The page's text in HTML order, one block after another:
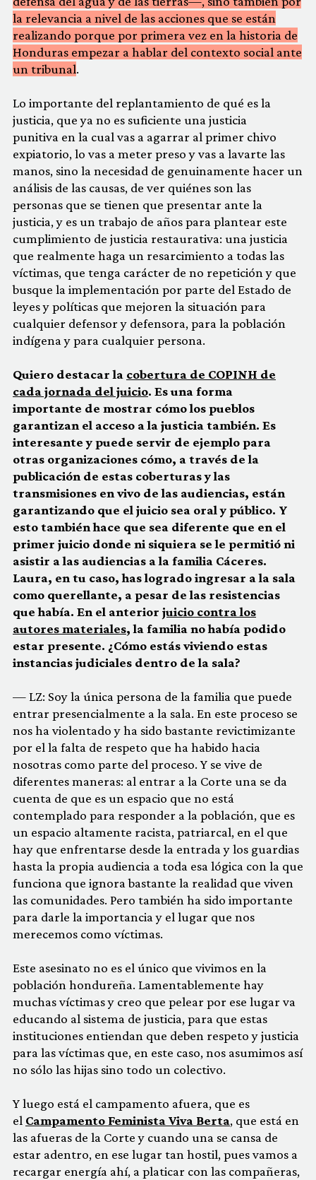
la relevancia a nivel de las acciones que se están
realizando porque por primera vez en la historia de
Honduras empezar a hablar del contexto social ante
un tribunal.
Lo importante del replantamiento de qué es la
justicia, que ya no es suficiente una justicia
punitiva en la cual vas a agarrar al primer chivo
expiatorio, lo vas a meter preso y vas a lavarte las
manos, sino la necesidad de genuinamente hacer un
análisis de las causas, de ver quiénes son las
personas que se tienen que presentar ante la
justicia, y es un trabajo de años para plantear este
cumplimiento de justicia restaurativa: una justicia
que realmente haga un resarcimiento a todas las
víctimas, que tenga carácter de no repetición y que
busque la implementación por parte del Estado de
leyes y políticas que mejoren la situación para
cualquier defensor y defensora, para la población
indígena y para cualquier persona.
Quiero destacar la cobertura de COPINH de
cada jornada del juicio. Es una forma
importante de mostrar cómo los pueblos
garantizan el acceso a la justicia también. Es
interesante y puede servir de ejemplo para
otras organizaciones cómo, a través de la
publicación de estas coberturas y las
transmisiones en vivo de las audiencias, están
garantizando que el juicio sea oral y público. Y
esto también hace que sea diferente que en el
primer juicio donde ni siquiera se le permitió ni
asistir a las audiencias a la familia Cáceres.
Laura, en tu caso, has logrado ingresar a la sala
como querellante, a pesar de las resistencias
que había. En el anterior juicio contra los
autores materiales, la familia no había podido
estar presente. ¿Cómo estás viviendo estas
instancias judiciales dentro de la sala?
— LZ: Soy la única persona de la familia que puede
entrar presencialmente a la sala. En este proceso se
nos ha violentado y ha sido bastante revictimizante
por el la falta de respeto que ha habido hacia
nosotras como parte del proceso. Y se vive de
diferentes maneras: al entrar a la Corte una se da
cuenta de que es un espacio que no está
contemplado para responder a la población, que es
un espacio altamente racista, patriarcal, en el que
hay que enfrentarse desde la entrada y los guardias
hasta la propia audiencia a toda esa lógica con la que
funciona que ignora bastante la realidad que viven
las comunidades. Pero también ha sido importante
para darle la importancia y el lugar que nos
merecemos como víctimas.
Este asesinato no es el único que vivimos en la
población hondureña. Lamentablemente hay
muchas víctimas y creo que pelear por ese lugar va
educando al sistema de justicia, para que estas
instituciones entiendan que deben respeto y justicia
para las víctimas que, en este caso, nos asumimos así
no sólo las hijas sino todo un colectivo.
Y luego está el campamento afuera, que es
el Campamento Feminista Viva Berta, que está en
las afueras de la Corte y cuando una se cansa de
estar adentro, en ese lugar tan hostil, pues vamos a
recargar energía ahí, a platicar con las compañeras,